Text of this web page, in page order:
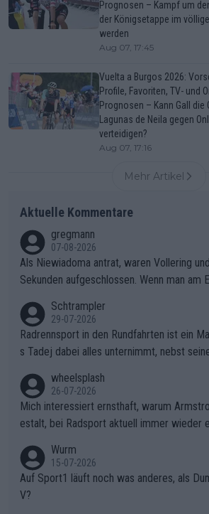
Prognosen – Kampf um
der Königsetappe im
werden
Aug 07, 17:45
Vuelta a Burgos 2026:
Profile, Favoriten, TV- und
Prognosen – Kann Gall
Lagunas de Neila gegen
verteidigen?
Aug 07, 17:16
Mehr Artikel
Aktuelle Kommentare
gregmann
07-08-2026
Als Niewiadoma antrat, waren Vollering
Sekunden aufgeschlossen. Wenn man am
ering die 7 Sekunden zu Niewiadoma nicht
d den Abstand hat anwachsen lassen. Ein
Fehler, der den Tour Sieg kosten
Zögerlichkeit von Demi Vollering in diesem
ntscheidende Puzzleteil, das Katarzyna
um Gelben Trikot geöffnet hat.Das
t VentouxDie psychologische Falle:
ser Phase darauf, dass Marlen Reusser im
achführarbeit leistet, um ihre
r Pokereinsatz: Anstatt die verbleibenden
elbst zuzufahren, verließ sich Vollering zu
Schtrampler
29-07-2026
Radrennsport in den Rundfahrten ist ein
s Tadej dabei alles unternimmt, nebst seinen
ganze Team auch mental stark zu machen
olg teilzuhaben, ist ihm ganz hoch
chen weit über den Radsport hinaus.
wheelsplash
26-07-2026
Mich interessiert ernsthaft, warum
estalt, bei Radsport aktuell immer wieder
Wurm
15-07-2026
Auf Sport1 läuft noch was anderes, als
V?